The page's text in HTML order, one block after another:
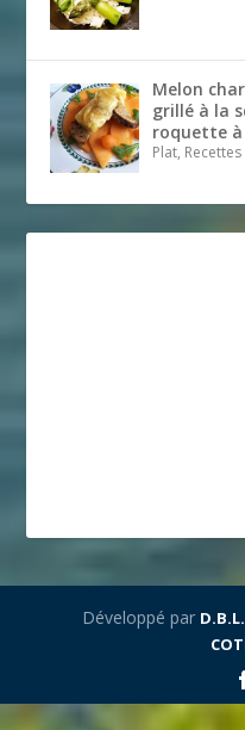
Melon
grillé à la
roquette à
Plat, Recettes
Développé par